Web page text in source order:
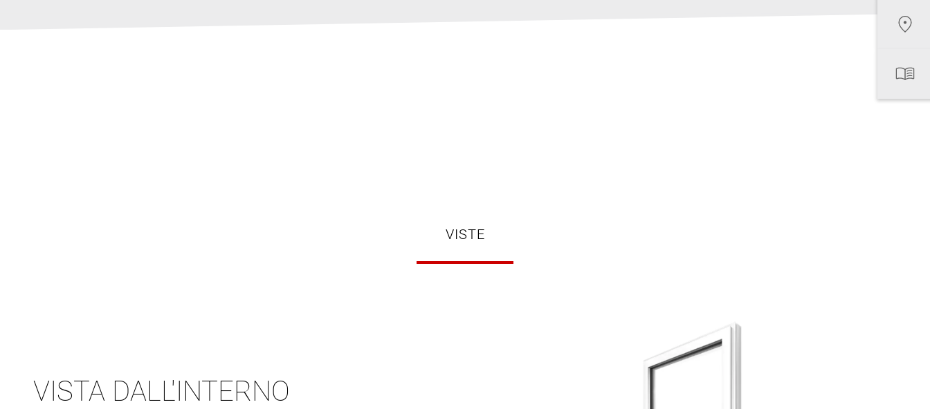
VISTE
VISTA DALL'INTERNO